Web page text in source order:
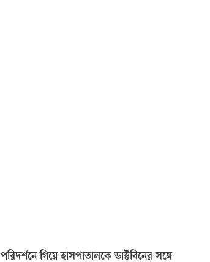
পরিদর্শনে গিয়ে হাসপাতালকে ডাস্টবিনের সঙ্গে